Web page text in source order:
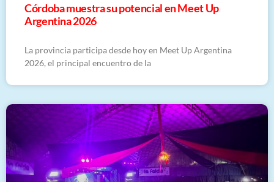
Córdoba muestra su potencial en Meet Up
Argentina 2026
La provincia participa desde hoy en Meet Up Argentina
2026, el principal encuentro de la